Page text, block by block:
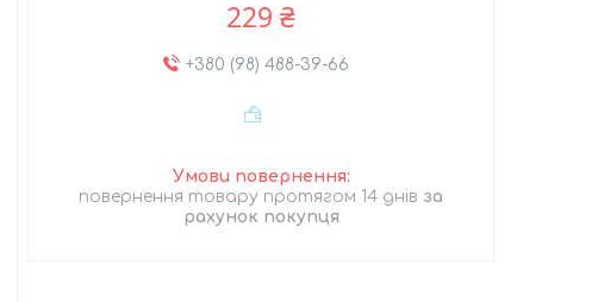
229 ₴
+380 (98) 488-39-66
повернення товару протягом 14 днів за
рахунок покупця